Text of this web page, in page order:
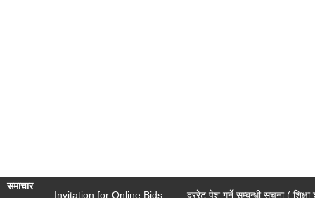
समाचार
Invitation for Online Bids
दररेट पेश गर्ने सम्बन्धी सूचना ( शिक्षा शाखा)